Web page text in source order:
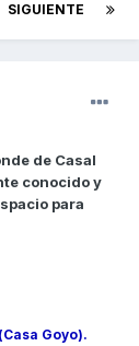
SIGUIENTE
de Casal
conocido y
para
Goyo).